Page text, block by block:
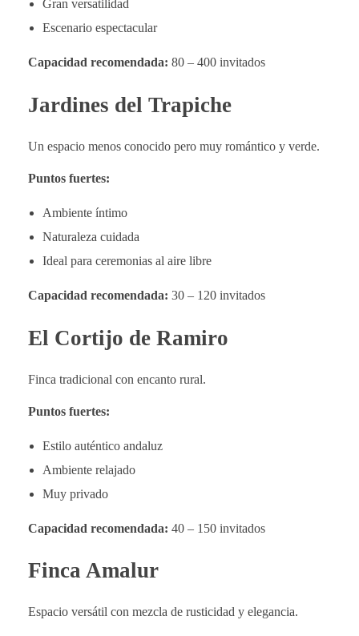
Gran versatilidad
Escenario espectacular
Capacidad recomendada: 80 – 400 invitados
Jardines del Trapiche
Un espacio menos conocido pero muy romántico y verde.
Puntos fuertes:
Ambiente íntimo
Naturaleza cuidada
Ideal para ceremonias al aire libre
Capacidad recomendada: 30 – 120 invitados
El Cortijo de Ramiro
Finca tradicional con encanto rural.
Puntos fuertes:
Estilo auténtico andaluz
Ambiente relajado
Muy privado
Capacidad recomendada: 40 – 150 invitados
Finca Amalur
Espacio versátil con mezcla de rusticidad y elegancia.